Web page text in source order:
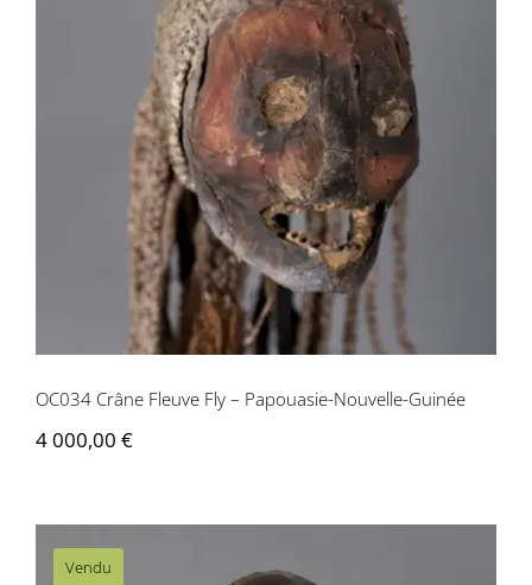
OC034 Crâne Fleuve Fly – Papouasie-
Nouvelle-Guinée
OC034 Crâne Fleuve Fly – Papouasie-Nouvelle-Guinée
4 000,00 €
Vendu